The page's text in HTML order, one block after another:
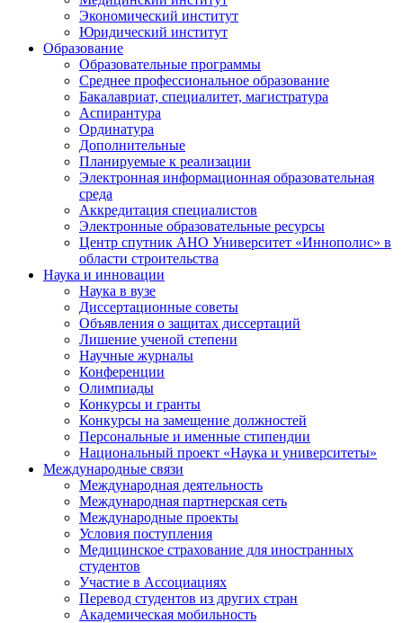
Экономический институт
Юридический институт
Образование
Образовательные программы
Среднее профессиональное образование
Бакалавриат, специалитет, магистратура
Аспирантура
Ординатура
Дополнительные
Планируемые к реализации
Электронная информационная образовательная
среда
Аккредитация специалистов
Электронные образовательные ресурсы
Центр спутник АНО Университет «Иннополис» в
области строительства
Наука и инновации
Наука в вузе
Диссертационные советы
Объявления о защитах диссертаций
Лишение ученой степени
Научные журналы
Конференции
Олимпиады
Конкурсы и гранты
Конкурсы на замещение должностей
Персональные и именные стипендии
Национальный проект «Наука и университеты»
Международные связи
Международная деятельность
Международная партнерская сеть
Международные проекты
Условия поступления
Медицинское страхование для иностранных
студентов
Участие в Ассоциациях
Перевод студентов из других стран
Академическая мобильность